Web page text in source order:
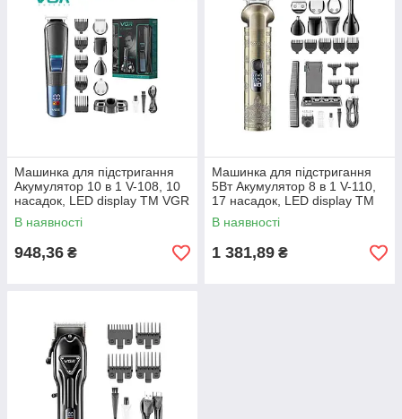
Машинка для пiдстригання
Акумулятор 10 в 1 V-108, 10
насадок, LED display ТМ VGR
В наявності
948,36 ₴
Машинка для пiдстригання
5Вт Акумулятор 8 в 1 V-110,
17 насадок, LED display ТМ
VGR
В наявності
1 381,89 ₴